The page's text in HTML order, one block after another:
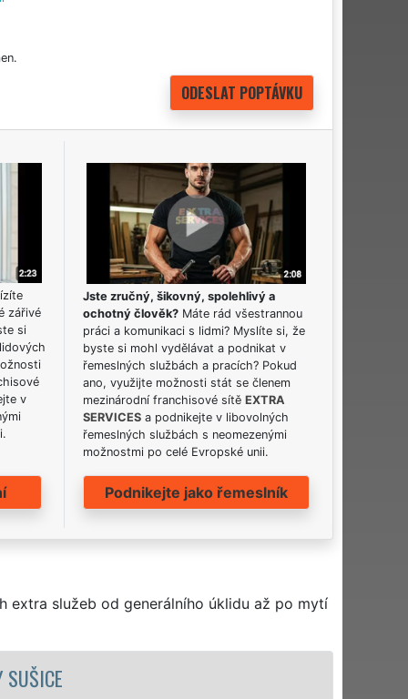
zářivé
si
v
Jste zručný, šikovný, spolehlivý a
ochotný člověk? Máte rád všestrannou
práci a komunikaci s lidmi? Myslíte si, že
byste si mohl vydělávat a podnikat v
řemeslných službách a pracích? Pokud
ano, využijte možnosti stát se členem
mezinárodní franchisové sítěEXTRA
SERVICES a podnikejte v libovolných
řemeslných službách s neomezenými
možnostmi po celé Evropské unii.
Podnikejte jako řemeslník
extra služeb od generálního úklidu až po mytí